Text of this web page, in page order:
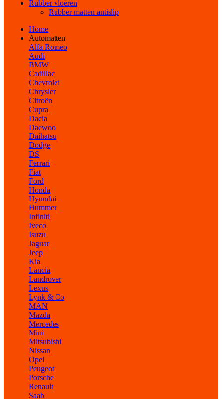
Rubber vloeren
Rubber matten antislip
Home
Automatten
Alfa Romeo
Audi
BMW
Cadillac
Chevrolet
Chrysler
Citroën
Cupra
Dacia
Daewoo
Daihatsu
Dodge
DS
Ferrari
Fiat
Ford
Honda
Hyundai
Hummer
Infiniti
Iveco
Isuzu
Jaguar
Jeep
Kia
Lancia
Landrover
Lexus
Lynk & Co
MAN
Mazda
Mercedes
Mini
Mitsubishi
Nissan
Opel
Peugeot
Porsche
Renault
Saab